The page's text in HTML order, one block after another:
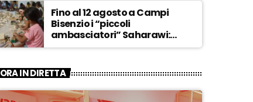
Fino al 12 agosto a Campi
Bisenzio i “piccoli
ambasciatori” Saharawi:
“Sostenere la loro causa,
invadente” – ASCOLTA
ORA IN DIRETTA